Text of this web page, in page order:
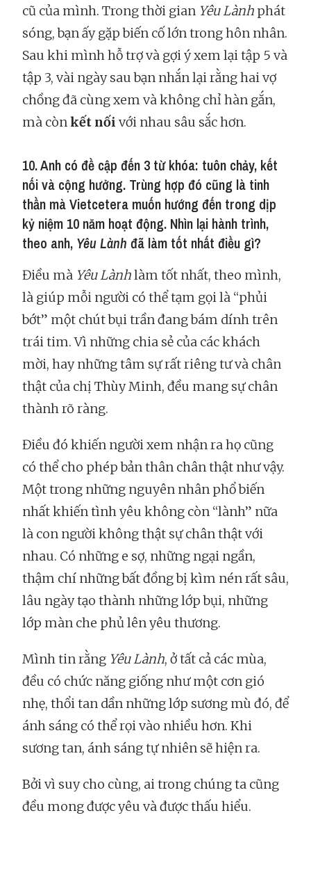
cũ của mình. Trong thời gian Yêu Lành phát
sóng, bạn ấy gặp biến cố lớn trong hôn nhân.
Sau khi mình hỗ trợ và gợi ý xem lại tập 5 và
tập 3, vài ngày sau bạn nhắn lại rằng hai vợ
chồng đã cùng xem và không chỉ hàn gắn,
mà cònkết nối với nhau sâu sắc hơn.
10. Anh có đề cập đến 3 từ khóa: tuôn chảy, kết
nối và cộng hưởng. Trùng hợp đó cũng là tinh
thần mà Vietcetera muốn hướng đến trong dịp
kỷ niệm 10 năm hoạt động. Nhìn lại hành trình,
theo anh, Yêu Lành đã làm tốt nhất điều gì?
Điều mà Yêu Lànhlàm tốt nhất, theo mình,
là giúp mỗi người có thể tạm gọi là “phủi
bớt” một chút bụi trần đang bám dính trên
trái tim. Vì những chia sẻ của các khách
mời, hay những tâm sự rất riêng tư và chân
thật của chị Thùy Minh, đều mang sự chân
thành rõ ràng.
Điều đó khiến người xem nhận ra họ cũng
có thể cho phép bản thân chân thật như vậy.
Một trong những nguyên nhân phổ biến
nhất khiến tình yêu không còn “lành” nữa
là con người không thật sự chân thật với
nhau. Có những e sợ, những ngại ngần,
thậm chí những bất đồng bị kìm nén rất sâu,
lâu ngày tạo thành những lớp bụi, những
lớp màn che phủ lên yêu thương.
Mình tin rằng Yêu Lành, ở tất cả các mùa,
đều có chức năng giống như một cơn gió
nhẹ, thổi tan dần những lớp sương mù đó, để
ánh sáng có thể rọi vào nhiều hơn. Khi
sương tan, ánh sáng tự nhiên sẽ hiện ra.
Bởi vì suy cho cùng, ai trong chúng ta cũng
đều mong được yêu và được thấu hiểu.